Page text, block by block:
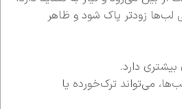
زودتر پاک شود و ظاهر
دارد.
می‌تواند ترک‌خورده یا